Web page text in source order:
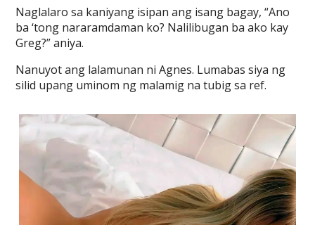
Naglalaro sa kaniyang isipan ang isang bagay, “Ano
ba ‘tong nararamdaman ko? Nalilibugan ba ako kay
Greg?” aniya.
Nanuyot ang lalamunan ni Agnes. Lumabas siya ng
silid upang uminom ng malamig na tubig sa ref.